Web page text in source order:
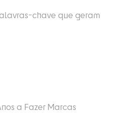
chave que geram
a Fazer Marcas